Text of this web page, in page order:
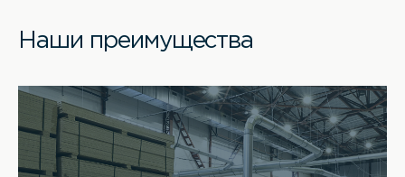
Наши преимущества